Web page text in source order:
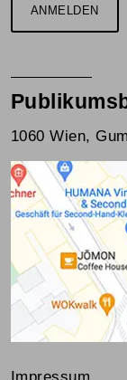
ANMELDEN
1060 Wien,